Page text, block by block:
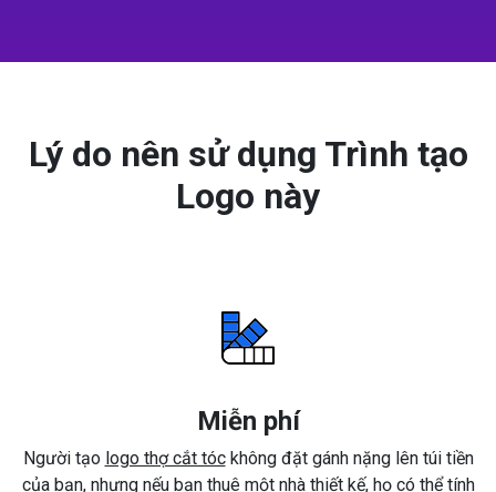
Lý do nên sử dụng Trình tạo
Logo này
Miễn phí
Người tạo logo thợ cắt tóckhông đặt gánh nặng lên túi tiền
của bạn, nhưng nếu bạn thuê một nhà thiết kế, họ có thể tính